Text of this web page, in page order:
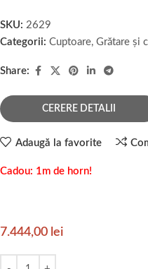
SKU: 2629
Categorii: Cuptoare, Grătare și
Share:
CERERE DETALII
Adaugă la favorite
Cadou: 1m de horn!
7.444,00 lei